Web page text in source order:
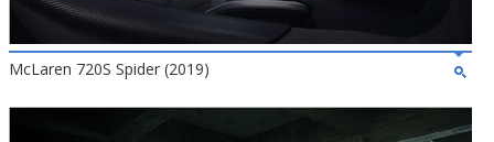
McLaren 720S Spider (2019)